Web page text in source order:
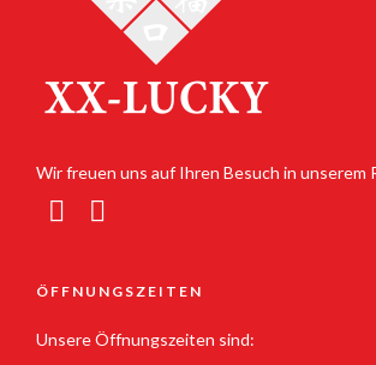
Wir freuen uns auf Ihren Besuch in unserem
ÖFFNUNGSZEITEN
Unsere Öffnungszeiten sind: